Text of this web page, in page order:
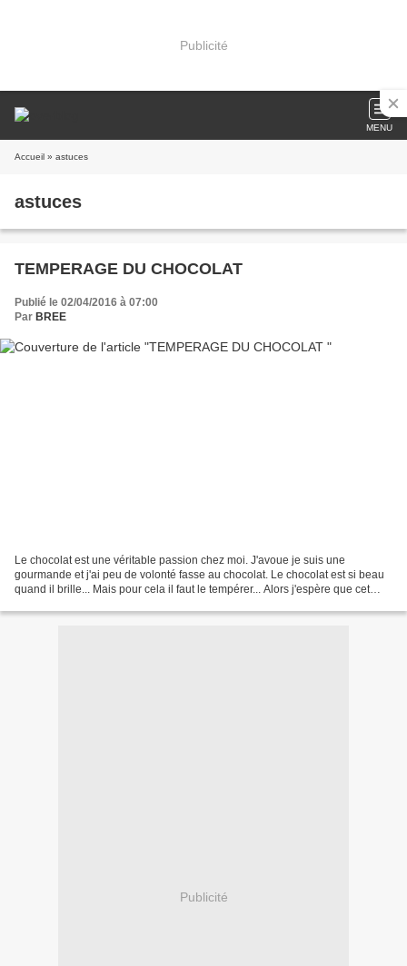
Publicité
MENU
Accueil » astuces
astuces
TEMPERAGE DU CHOCOLAT
Publié le 02/04/2016 à 07:00
Par BREE
Le chocolat est une véritable passion chez moi. J'avoue je suis une
gourmande et j'ai peu de volonté fasse au chocolat. Le chocolat est si beau
quand il brille... Mais pour cela il faut le tempérer... Alors j'espère que cet
Publicité